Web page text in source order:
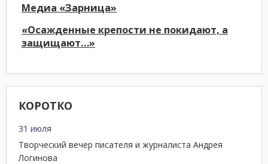
КОРОТКО
31 июля
Творческий вечер писателя и журналиста Андрея
Логинова
Медиа «Зарница»
«Осажденные крепости не покидают, а
защищают…»